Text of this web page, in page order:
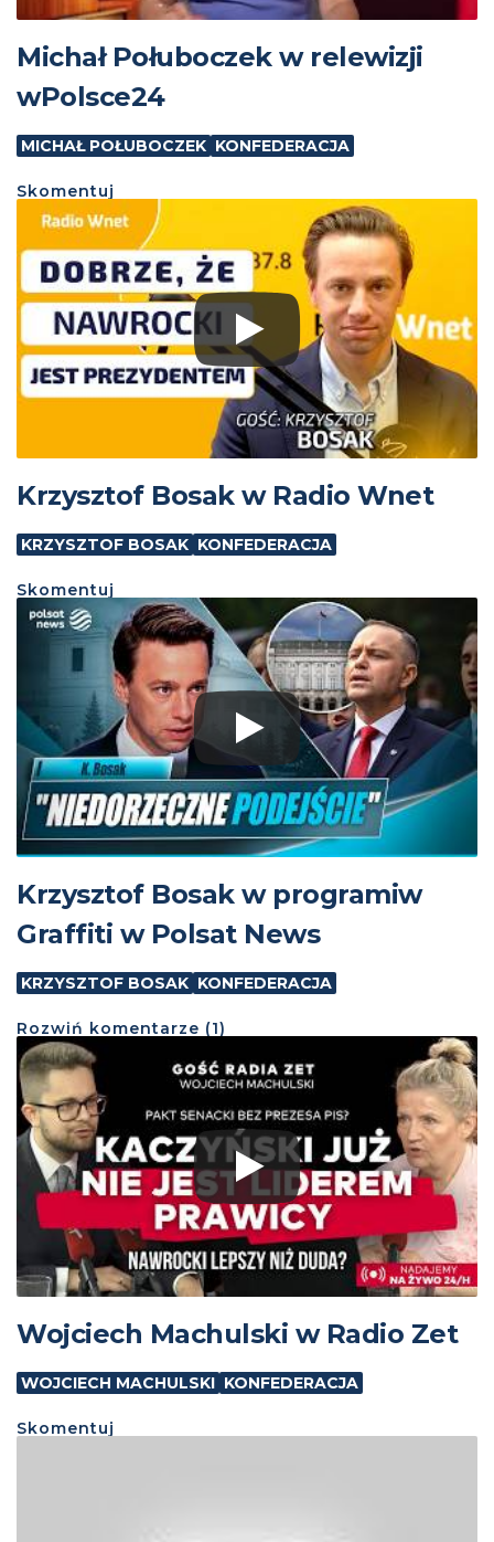
Michał Połuboczek w relewizji
wPolsce24
MICHAŁ POŁUBOCZEK KONFEDERACJA
Skomentuj
Krzysztof Bosak w Radio Wnet
KRZYSZTOF BOSAK KONFEDERACJA
Skomentuj
Krzysztof Bosak w programiw
Graffiti w Polsat News
KRZYSZTOF BOSAK KONFEDERACJA
Rozwiń komentarze (1)
Wojciech Machulski w Radio Zet
WOJCIECH MACHULSKI KONFEDERACJA
Skomentuj